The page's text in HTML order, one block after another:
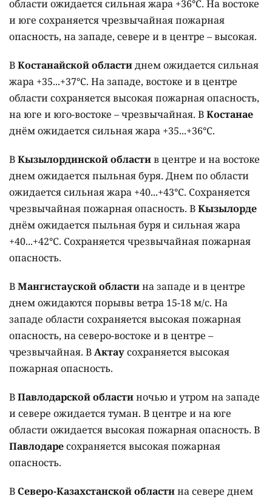
области ожидается сильная жара +36°C. На востоке
и юге сохраняется чрезвычайная пожарная
опасность, на западе, севере и в центре – высокая.
ВКостанайской областиднем ожидается сильная
жара +35...+37°C. На западе, востоке и в центре
области сохраняется высокая пожарная опасность,
на юге и юго-востоке – чрезвычайная. ВКостанае
днём ожидается сильная жара +35...+36°C.
ВКызылординской областив центре и на востоке
днем ожидается пыльная буря. Днем по области
ожидается сильная жара +40...+43°C. Сохраняется
чрезвычайная пожарная опасность. ВКызылорде
днём ожидается пыльная буря и сильная жара
+40...+42°C. Сохраняется чрезвычайная пожарная
опасность.
ВМангистауской областина западе и в центре
днем ожидаются порывы ветра 15-18 м/с. На
западе области сохраняется высокая пожарная
опасность, на северо-востоке и в центре –
чрезвычайная. ВАктаусохраняется высокая
пожарная опасность.
ВПавлодарской областиночью и утром на западе
и севере ожидается туман. В центре и на юге
области ожидается высокая пожарная опасность. В
Павлодаресохраняется высокая пожарная
опасность.
ВСеверо-Казахстанской областина севере днем